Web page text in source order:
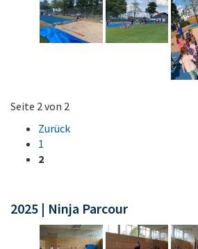
Seite 2 von 2
Zurück
1
2
2025 | Ninja Parcour